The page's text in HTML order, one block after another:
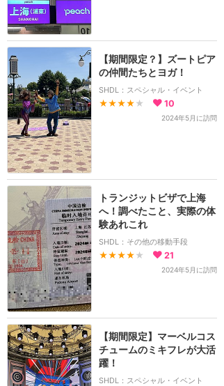
【期間限定？】ズートピア
の仲間たちとヨガ！
SHDL：スペシャル・イベント
★★★★ ★ 10
2024年5月に訪問
トランジットビザで上海
へ！調べたこと、実際の体
験あれこれ
SHDL：その他の移動手段
★★★★ ★ 21
2024年5月に訪問
【期間限定】マーベルコス
チュームのミキフレが大活
躍！
SHDL：スペシャル・イベント